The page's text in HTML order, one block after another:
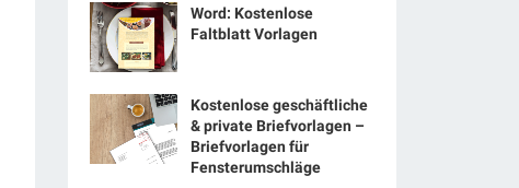
Word: Kostenlose
Faltblatt Vorlagen
Kostenlose geschäftliche
& private Briefvorlagen –
Briefvorlagen für
Fensterumschläge